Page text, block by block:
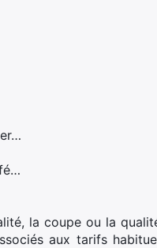
la coupe ou la
aux tarifs